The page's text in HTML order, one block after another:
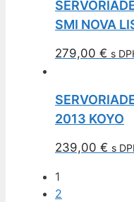
SMI NOVA
279,00 € s
2013 KOYO
239,00 € s
1
2